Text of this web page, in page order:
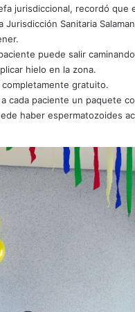
jurisdiccional, recordó que
Sanitaria
puede salir
hielo en la zona.
gratuito.
cada paciente un paquete
haber espermatozoides